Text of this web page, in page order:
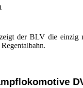
der BLV die einzig